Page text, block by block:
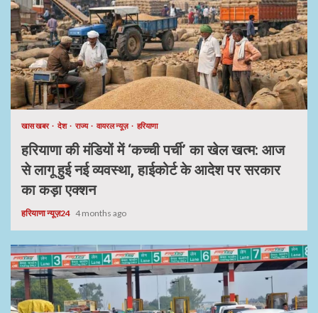
खास खबर देश राज्य वायरल न्यूज़ हरियाणा
हरियाणा की मंडियों में ‘कच्ची पर्ची’ का खेल खत्म: आज
से लागू हुई नई व्यवस्था, हाईकोर्ट के आदेश पर सरकार
का कड़ा एक्शन
हरियाणा न्यूज़24 4 months ago